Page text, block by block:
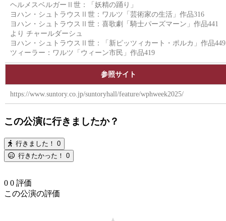
ヘルメスベルガーⅡ世：「妖精の踊り」
ヨハン・シュトラウスⅡ世：ワルツ「芸術家の生活」作品316
ヨハン・シュトラウスⅡ世：喜歌劇「騎士パーズマーン」作品441
より チャールダーシュ
ヨハン・シュトラウスⅡ世：「新ピッツィカート・ポルカ」作品449
ツィーラー：ワルツ「ウィーン市民」作品419
参照サイト
https://www.suntory.co.jp/suntoryhall/feature/wphweek2025/
この公演に行きましたか？
行きました！ 0
行きたかった！ 0
0 0 評価
この公演の評価